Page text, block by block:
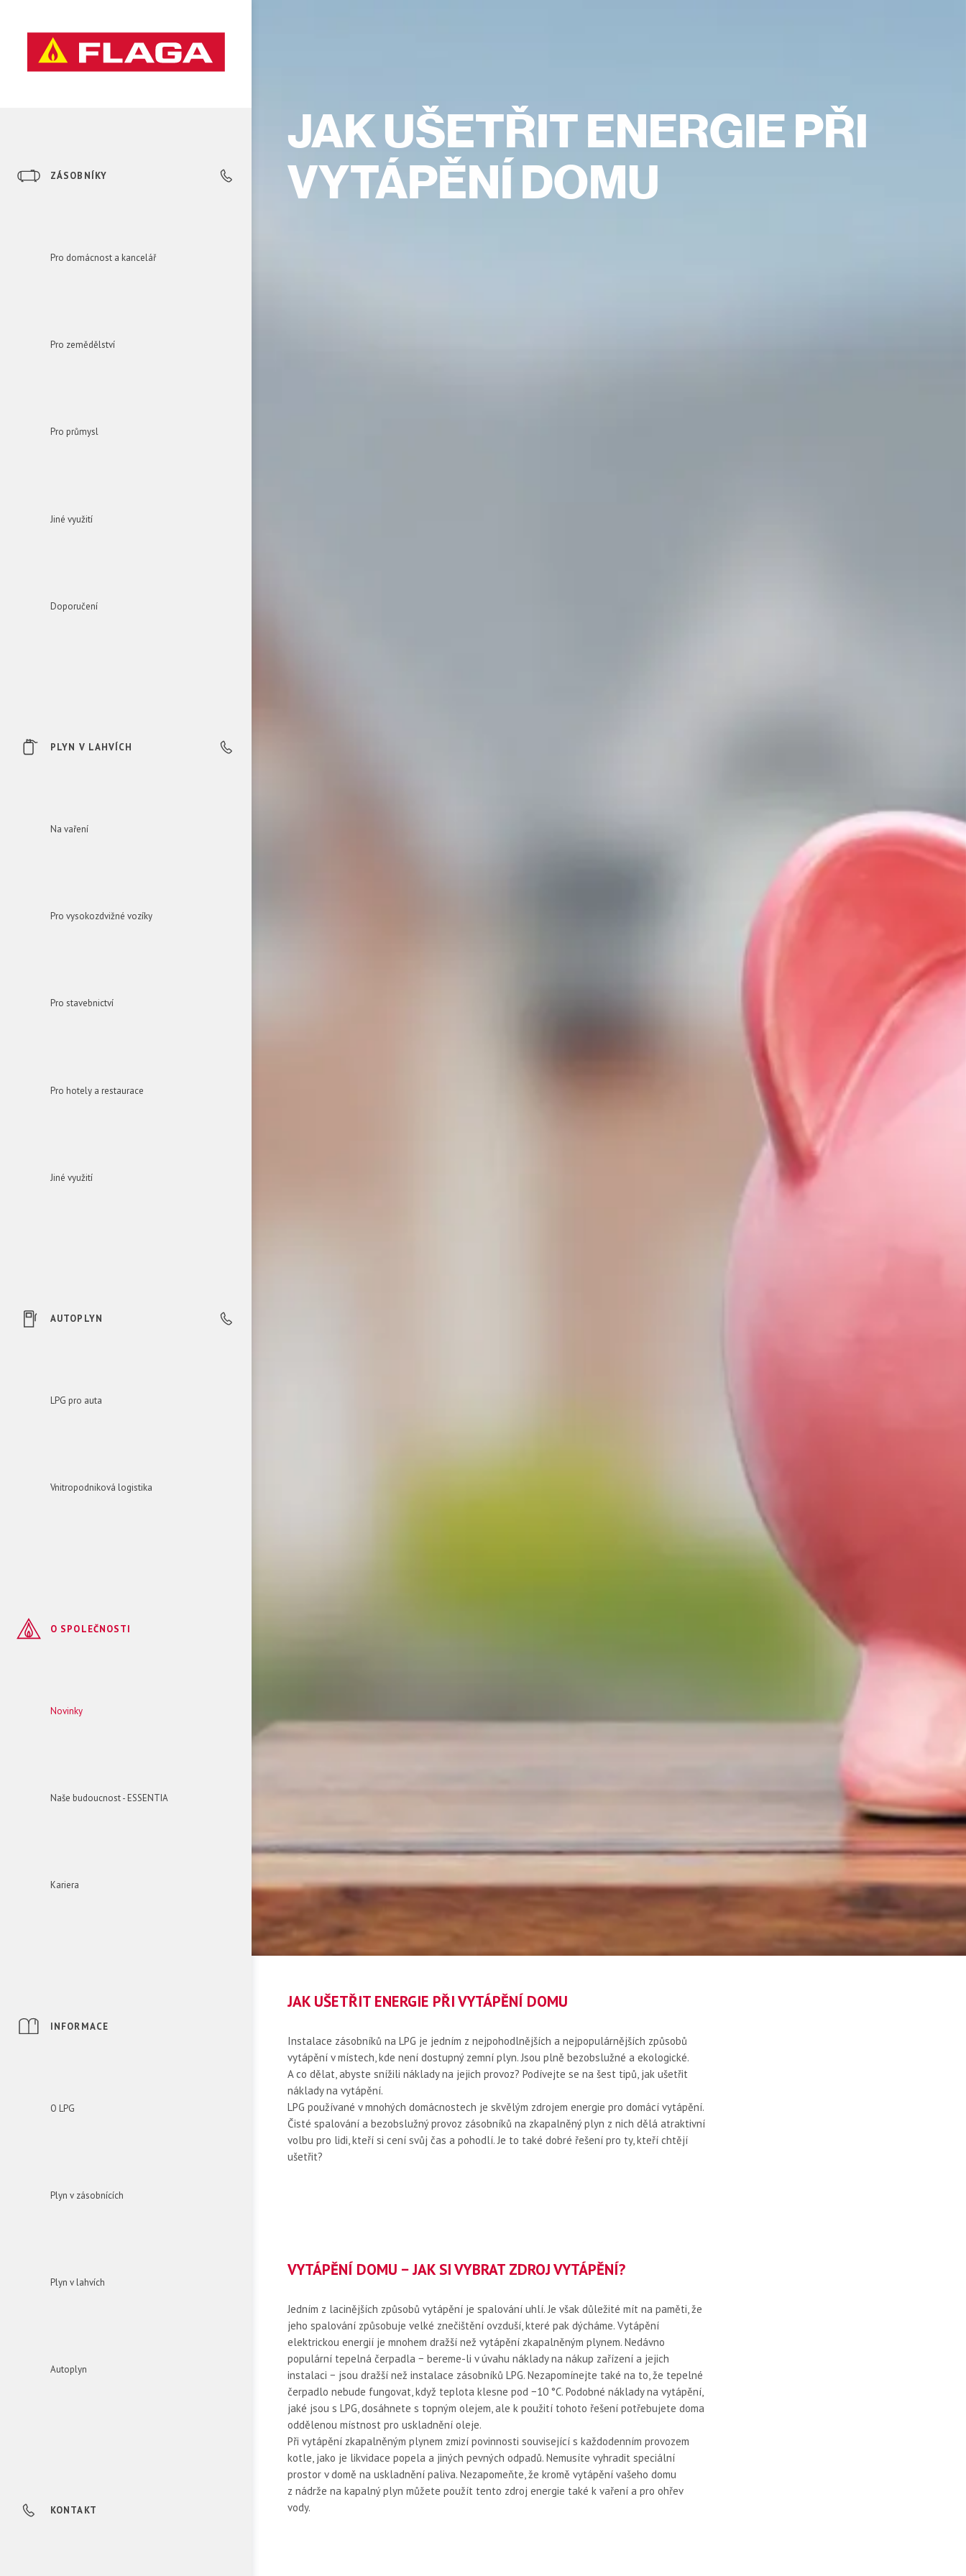
ZÁSOBNÍKY 0850 606 303
Pro domácnost a kancelář
Pro zemědělství
Pro průmysl
Jiné využití
Doporučení
PLYN V LAHVÍCH
Na vaření
Pro vysokozdvižné vozíky
Pro stavebnictví
Pro hotely a restaurace
Jiné využití
AUTOPLYN
LPG pro auta
Vnitropodniková logistika
O SPOLEČNOSTI
Novinky
Naše budoucnost - ESSENTIA
Kariera
INFORMACE
O LPG
Plyn v zásobnících
Plyn v lahvích
Autoplyn
KONTAKT
JAK UŠETŘIT ENERGIE PŘI
VYTÁPĚNÍ DOMU
JAK UŠETŘIT ENERGIE PŘI VYTÁPĚNÍ DOMU
Instalace zásobníků na LPG je jedním z nejpohodlnějších a nejpopulárnějších způsobů
vytápění v místech, kde není dostupný zemní plyn. Jsou plně bezobslužné a ekologické.
A co dělat, abyste snížili náklady na jejich provoz? Podívejte se na šest tipů, jak ušetřit
náklady na vytápění.
LPG používané v mnohých domácnostech je skvělým zdrojem energie pro domácí vytápění.
Čisté spalování a bezobslužný provoz zásobníků na zkapalněný plyn z nich dělá atraktivní
volbu pro lidi, kteří si cení svůj čas a pohodlí. Je to také dobré řešení pro ty, kteří chtějí
ušetřit?
VYTÁPĚNÍ DOMU − JAK SI VYBRAT ZDROJ VYTÁPĚNÍ?
Jedním z lacinějších způsobů vytápění je spalování uhlí. Je však důležité mít na paměti, že
jeho spalování způsobuje velké znečištění ovzduší, které pak dýcháme. Vytápění
elektrickou energií je mnohem dražší než vytápění zkapalněným plynem. Nedávno
populární tepelná čerpadla − bereme-li v úvahu náklady na nákup zařízení a jejich
instalaci − jsou dražší než instalace zásobníků LPG. Nezapomínejte také na to, že tepelné
čerpadlo nebude fungovat, když teplota klesne pod −10 °C. Podobné náklady na vytápění,
jaké jsou s LPG, dosáhnete s topným olejem, ale k použití tohoto řešení potřebujete doma
oddělenou místnost pro uskladnění oleje.
Při vytápění zkapalněným plynem zmizí povinnosti související s každodenním provozem
kotle, jako je likvidace popela a jiných pevných odpadů. Nemusíte vyhradit speciální
prostor v domě na uskladnění paliva. Nezapomeňte, že kromě vytápění vašeho domu
z nádrže na kapalný plyn můžete použít tento zdroj energie také k vaření a pro ohřev
vody.